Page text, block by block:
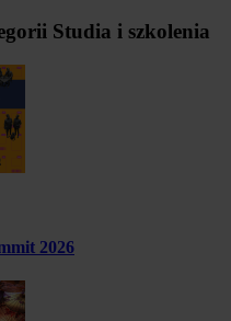
Studia i szkolenia
2026